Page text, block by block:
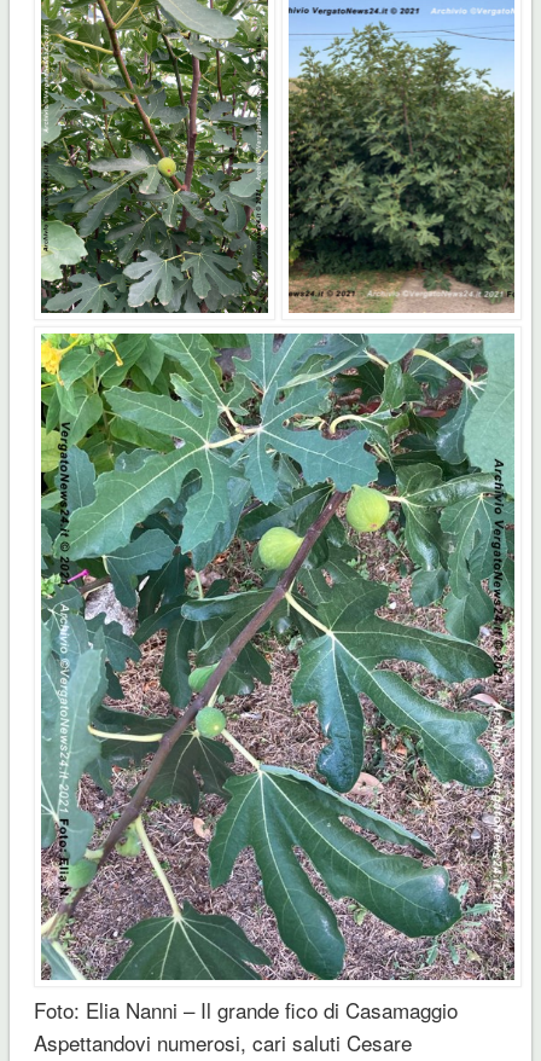
Foto: Elia Nanni – Il grande fico di Casamaggio
Aspettandovi numerosi, cari saluti Cesare